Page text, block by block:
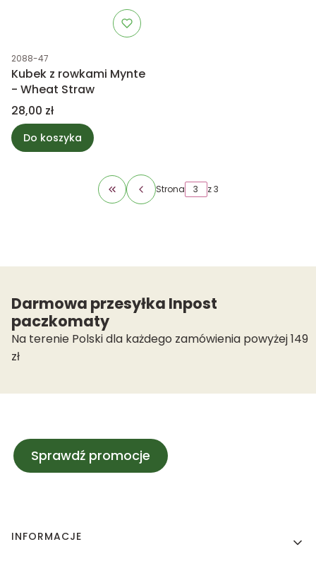
Kod produktu
2088-47
Kubek z rowkami Mynte
- Wheat Straw
Cena
28,00 zł
Do koszyka
Wróć do pierwszej strony z produktami
Strona z 3
Darmowa przesyłka Inpost
paczkomaty
Na terenie Polski dla każdego zamówienia powyżej 149
zł
Sprawdź promocje
Linki w stopce
INFORMACJE